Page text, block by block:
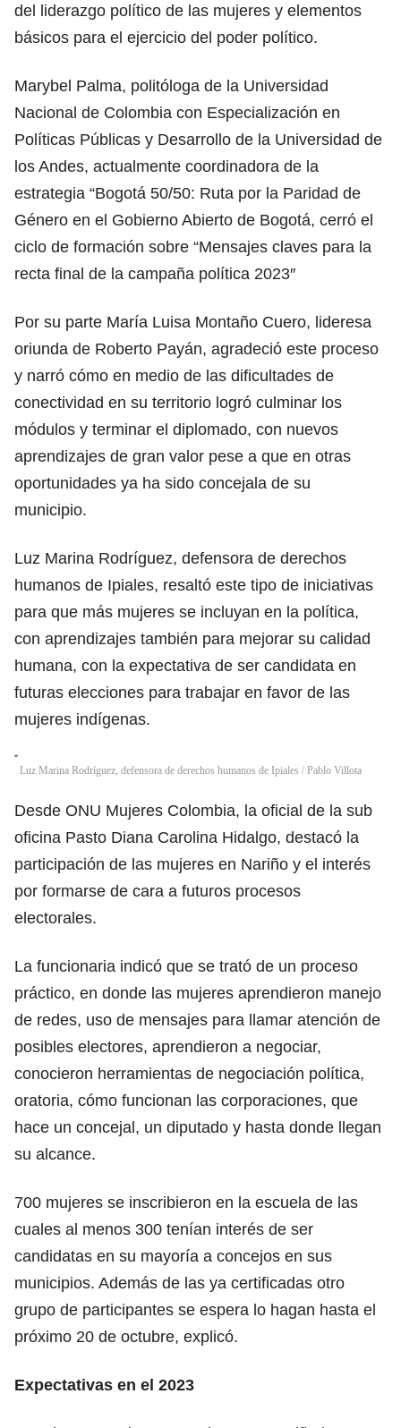
del liderazgo político de las mujeres y elementos
básicos para el ejercicio del poder político.
Marybel Palma, politóloga de la Universidad
Nacional de Colombia con Especialización en
Políticas Públicas y Desarrollo de la Universidad de
los Andes, actualmente coordinadora de la
estrategia “Bogotá 50/50: Ruta por la Paridad de
Género en el Gobierno Abierto de Bogotá, cerró el
ciclo de formación sobre “Mensajes claves para la
recta final de la campaña política 2023″
Por su parte María Luisa Montaño Cuero, lideresa
oriunda de Roberto Payán, agradeció este proceso
y narró cómo en medio de las dificultades de
conectividad en su territorio logró culminar los
módulos y terminar el diplomado, con nuevos
aprendizajes de gran valor pese a que en otras
oportunidades ya ha sido concejala de su
municipio.
Luz Marina Rodríguez, defensora de derechos
humanos de Ipiales, resaltó este tipo de iniciativas
para que más mujeres se incluyan en la política,
con aprendizajes también para mejorar su calidad
humana, con la expectativa de ser candidata en
futuras elecciones para trabajar en favor de las
mujeres indígenas.
Luz Marina Rodríguez, defensora de derechos humanos de Ipiales / Pablo Villota
Desde ONU Mujeres Colombia, la oficial de la sub
oficina Pasto Diana Carolina Hidalgo, destacó la
participación de las mujeres en Nariño y el interés
por formarse de cara a futuros procesos
electorales.
La funcionaria indicó que se trató de un proceso
práctico, en donde las mujeres aprendieron manejo
de redes, uso de mensajes para llamar atención de
posibles electores, aprendieron a negociar,
conocieron herramientas de negociación política,
oratoria, cómo funcionan las corporaciones, que
hace un concejal, un diputado y hasta donde llegan
su alcance.
700 mujeres se inscribieron en la escuela de las
cuales al menos 300 tenían interés de ser
candidatas en su mayoría a concejos en sus
municipios. Además de las ya certificadas otro
grupo de participantes se espera lo hagan hasta el
próximo 20 de octubre, explicó.
Expectativas en el 2023